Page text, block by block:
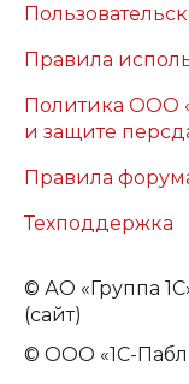
Правила
Политика ООО
и защите
Правила
Техподдержка
© АО «Группа
(сайт)
© ООО «1С-